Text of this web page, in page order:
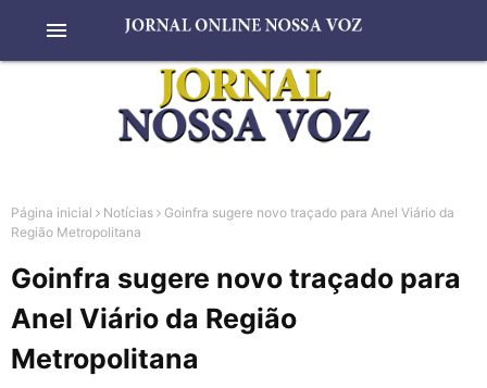
menu
Página inicial Notícias
Goinfra sugere novo traçado para Anel Viário da
Região Metropolitana
Goinfra sugere novo traçado para
Anel Viário da Região
Metropolitana